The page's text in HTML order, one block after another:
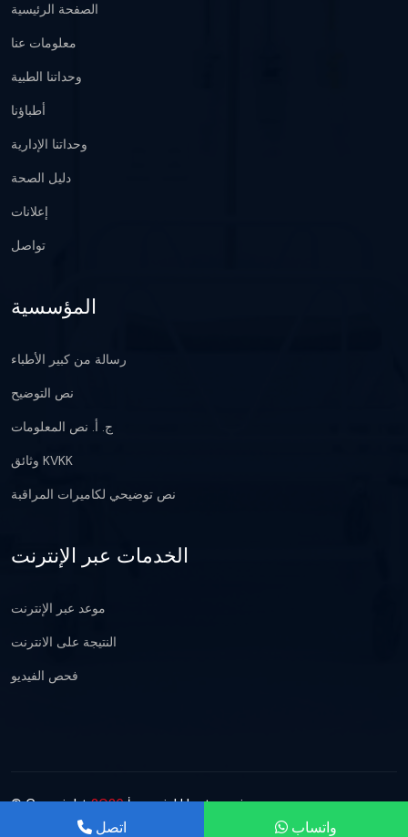
الصفحة الرئيسية
معلومات عنا
وحداتنا الطبية
أطباؤنا
وحداتنا الإدارية
دليل الصحة
إعلانات
تواصل
المؤسسية
رسالة من كبير الأطباء
نص التوضيح
ج. أ. نص المعلومات
وثائق KVKK
نص توضيحي لكاميرات المراقبة
الخدمات عبر الإنترنت
موعد عبر الإنترنت
النتيجة على الانترنت
فحص الفيديو
© Copyright2026İmperial Hastanesi
اتصل واتساب